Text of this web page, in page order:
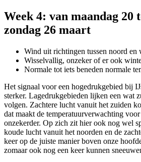
Week 4: van maandag 20
zondag 26 maart
Wind uit richtingen tussen noord en
Wisselvallig, onzeker of er ook
Normale tot iets beneden normale
Het signaal voor een hogedrukgebied bij
sterker. Lagedrukgebieden lijken een wat
volgen. Zachtere lucht vanuit het zuiden
dat maakt de temperatuurverwachting
onzekerder. Op zich zit hier ook nog wel
koude lucht vanuit het noorden en de
keer op de juiste manier boven onze
zomaar ook nog een keer kunnen